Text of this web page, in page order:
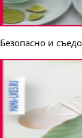
Безопасно и